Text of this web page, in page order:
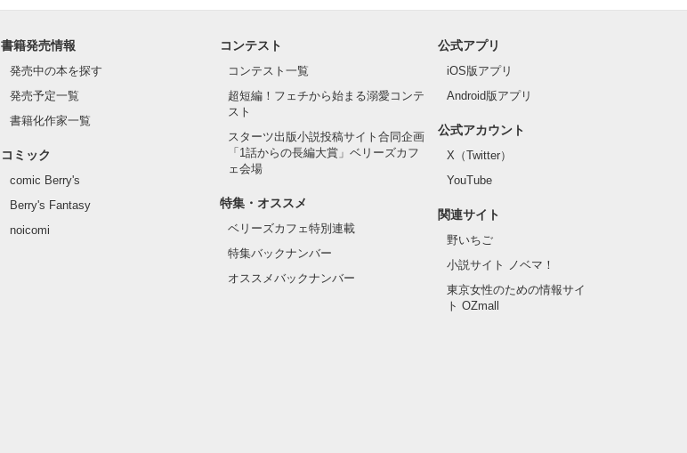
書籍発売情報
発売中の本を探す
発売予定一覧
書籍化作家一覧
コミック
comic Berry's
Berry's Fantasy
noicomi
コンテスト
コンテスト一覧
超短編！フェチから始まる溺愛コンテ
スト
スターツ出版小説投稿サイト合同企画
「1話からの長編大賞」ベリーズカフ
ェ会場
特集・オススメ
ベリーズカフェ特別連載
特集バックナンバー
オススメバックナンバー
公式アプリ
iOS版アプリ
Android版アプリ
公式アカウント
X（Twitter）
YouTube
関連サイト
野いちご
小説サイト ノベマ！
東京女性のための情報サイ
ト OZmall